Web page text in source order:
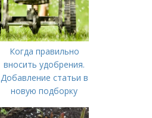
Когда правильно
вносить удобрения.
Добавление статьи в
новую подборку